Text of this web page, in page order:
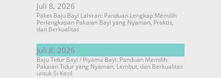
Juli 8, 2026
Paket Baju Bayi Lahiran: Panduan Lengkap Memilih
Perlengkapan Pakaian Bayi yang Nyaman, Praktis,
dan Berkualitas
Juli 8, 2026
Baju Tidur Bayi / Piyama Bayi: Panduan Memilih
Pakaian Tidur yang Nyaman, Lembut, dan Berkualitas
untuk Si Kecil